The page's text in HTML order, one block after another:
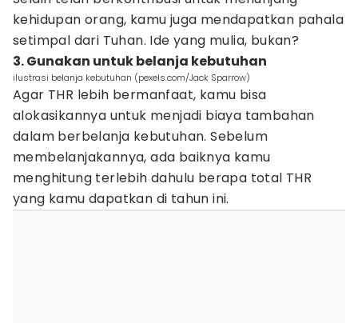
kehidupan orang, kamu juga mendapatkan pahala
setimpal dari Tuhan. Ide yang mulia, bukan?
3. Gunakan untuk belanja kebutuhan
ilustrasi belanja kebutuhan (pexels.com/Jack Sparrow)
Agar THR lebih bermanfaat, kamu bisa
alokasikannya untuk menjadi biaya tambahan
dalam berbelanja kebutuhan. Sebelum
membelanjakannya, ada baiknya kamu
menghitung terlebih dahulu berapa total THR
yang kamu dapatkan di tahun ini.